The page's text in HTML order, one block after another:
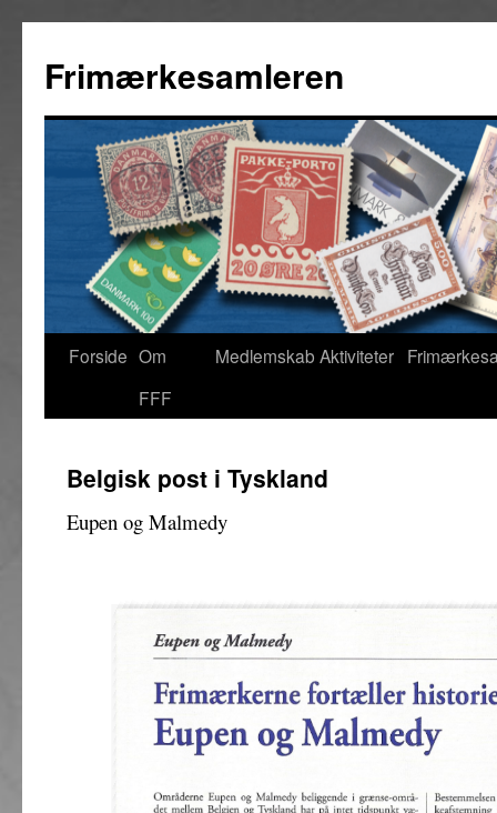
indhold
Frimærkesamleren
Forside Om
FFF
Medlemskab Aktiviteter
Belgisk post i Tyskland
Eupen og Malmedy